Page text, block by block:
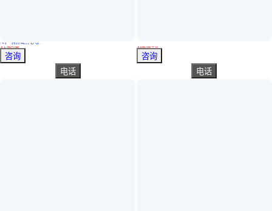
全自动撒料车 双侧出料牛羊喂料上料车 下料均匀
实地验商
￥ 1 .45万/辆
山东济宁
咨询
电话
￥166 .00/千克
江苏无锡
咨询
电话